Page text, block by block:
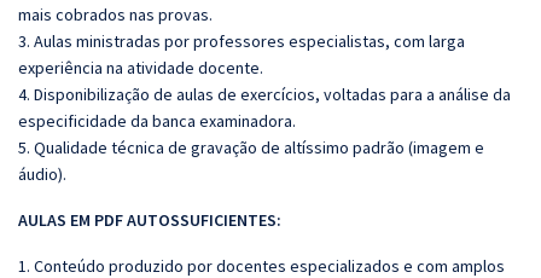
mais cobrados nas provas.
3. Aulas ministradas por professores especialistas, com larga
experiência na atividade docente.
4. Disponibilização de aulas de exercícios, voltadas para a análise da
especificidade da banca examinadora.
5. Qualidade técnica de gravação de altíssimo padrão (imagem e
áudio).
AULAS EM PDF AUTOSSUFICIENTES:
1. Conteúdo produzido por docentes especializados e com amplos